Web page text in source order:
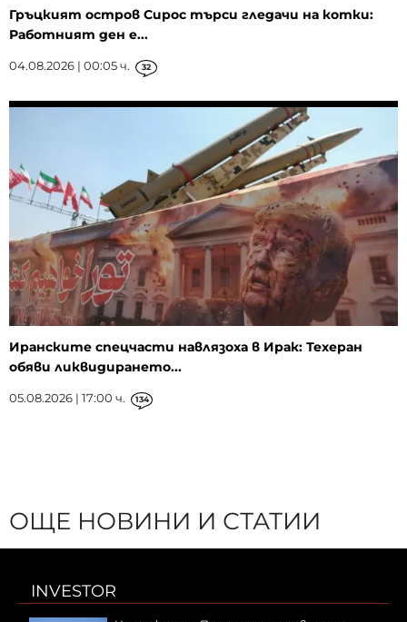
Гръцкият остров Сирос търси гледачи на котки:
Работният ден е...
04.08.2026 | 00:05 ч. 32
Иранските спецчасти навлязоха в Ирак: Техеран
обяви ликвидирането...
05.08.2026 | 17:00 ч. 134
ОЩЕ НОВИНИ И СТАТИИ
INVESTOR